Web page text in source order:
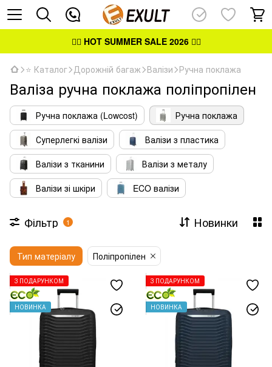
👉🏻 HOT SUMMER SALE 2026👈🏻
⭐ Каталог Дорожній багаж Валізи Ручна поклажа
Валіза ручна поклажа поліпропілен
Ручна поклажа (Lowcost)
Ручна поклажа
Суперлегкі валізи
Валізи з пластика
Валізи з тканини
Валізи з металу
Валізи зі шкіри
ECO валізи
Фільтр 1 Новинки
Тип матеріалу Поліпропілен
З ПОДАРУНКОМ
НОВИНКА
З ПОДАРУНКОМ
НОВИНКА